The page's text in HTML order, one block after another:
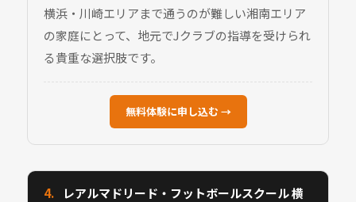
横浜・川崎エリアまで通うのが難しい湘南エリア
の家庭にとって、地元でJクラブの指導を受けられ
る貴重な選択肢です。
無料体験に申し込む →
4.
レアルマドリード・フットボールスクール 横